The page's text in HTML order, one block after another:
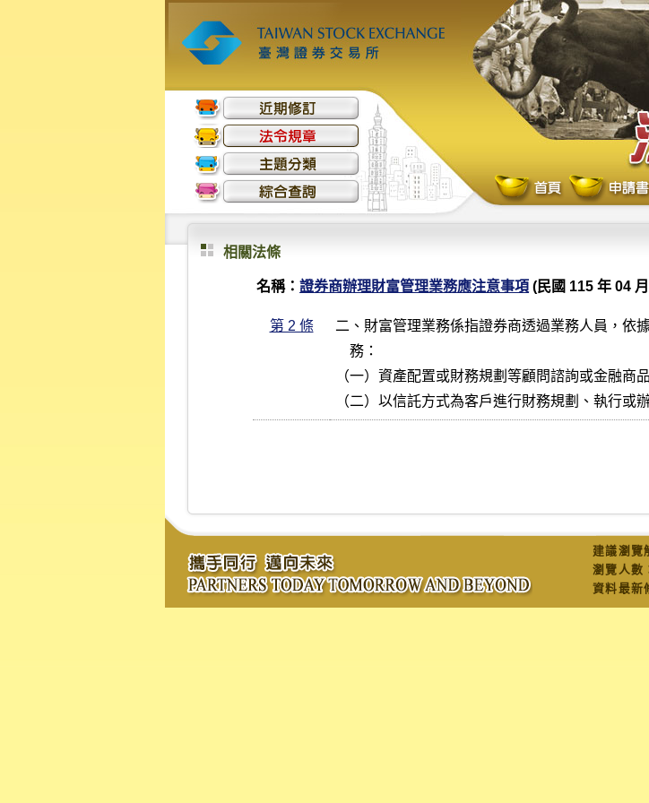
相關法條
名稱： 證券商辦理財富管理業務應注意事項 (民國 115 年 04
第 2 條
二、財富管理業務係指證券商透過業務人員，依
（一）資產配置或財務規劃等顧問諮詢或金融商
（二）以信託方式為客戶進行財務規劃、執行或
建議瀏覽
瀏覽人數
資料最新